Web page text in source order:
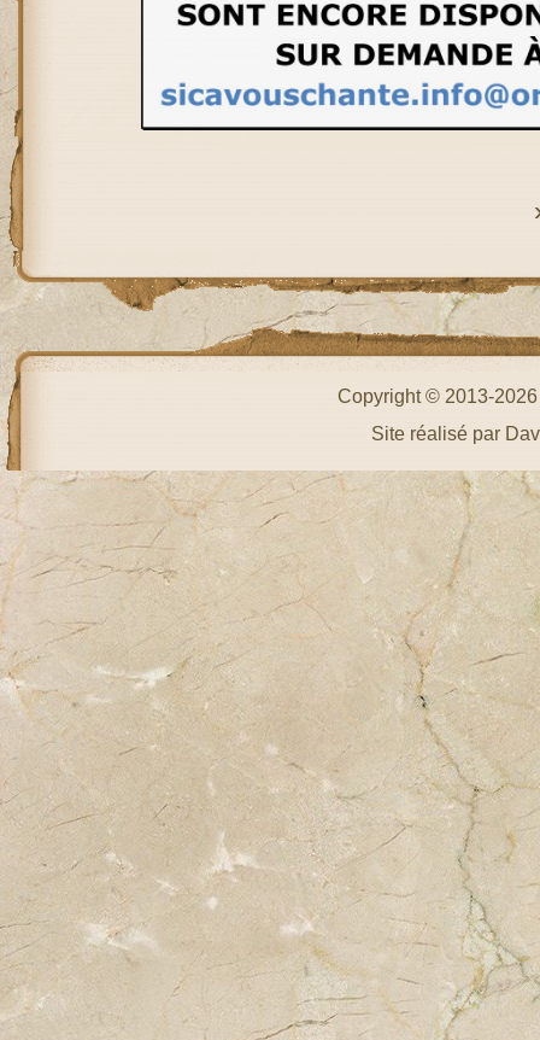
Copyright © 2013-
Site réalisé par